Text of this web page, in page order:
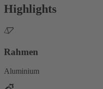
Highlights
Rahmen
Aluminium